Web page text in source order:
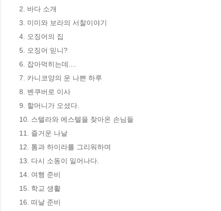
2. 바다 소개
3. 미미와 보라의 서찰이야기
4. 오징어의 집
5. 오징어 믿니?
6. 잡아먹히는데....
7. 카니코양의 운 나쁜 하루
8. 벤쿠버로 이사
9. 할머니가 오셨다.
10. 스텔라와 에스텔을 찾아온 손님들
11. 즐거운 나날
12. 톰과 하이라를 그리워하며
13. 다시 소동이 일어나다.
14. 여행 준비
15. 학교 생활
16. 떠날 준비